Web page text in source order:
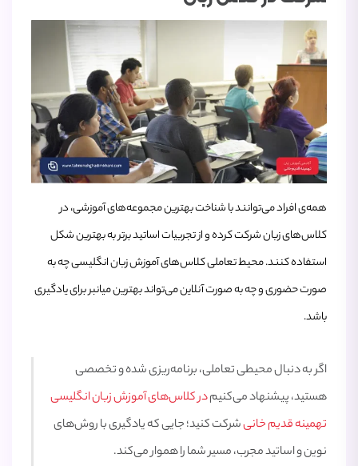
همه‌ی افراد می‌توانند با شناخت بهترین مجموعه‌های آموزشی، در
کلاس‌های زبان شرکت کرده و از تجربیات اساتید برتر به بهترین شکل
استفاده کنند. محیط تعاملی کلاس‌های آموزش زبان انگلیسی چه به
صورت حضوری و چه به صورت آنلاین می‌تواند بهترین میانبر برای یادگیری
باشد.
اگر به دنبال محیطی تعاملی، برنامه‌ریزی شده و تخصصی
هستید، پیشنهاد می‌کنیمدر کلاس‌های آموزش زبان انگلیسی
تهمینه قدیم خانیشرکت کنید؛ جایی که یادگیری با روش‌های
نوین و اساتید مجرب، مسیر شما را هموار می‌کند.